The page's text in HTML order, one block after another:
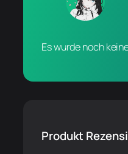
Es wurde noch
Produkt